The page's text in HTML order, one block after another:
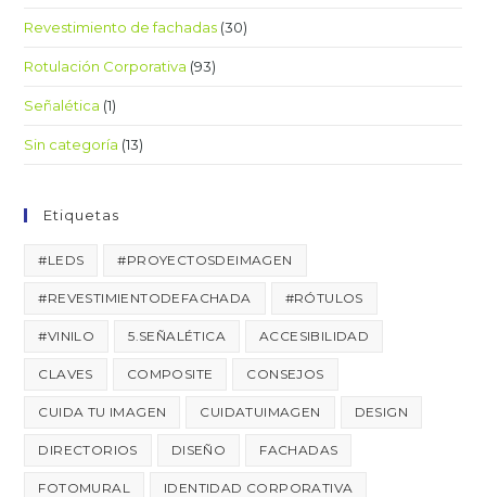
Revestimiento de fachadas (30)
Rotulación Corporativa (93)
Señalética (1)
Sin categoría (13)
Etiquetas
#LEDS #PROYECTOSDEIMAGEN
#REVESTIMIENTODEFACHADA #RÓTULOS
#VINILO 5.SEÑALÉTICA ACCESIBILIDAD
CLAVES COMPOSITE CONSEJOS
CUIDA TU IMAGEN CUIDATUIMAGEN DESIGN
DIRECTORIOS DISEÑO FACHADAS
FOTOMURAL IDENTIDAD CORPORATIVA